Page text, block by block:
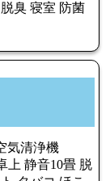
臭 寝室 防菌
気清浄機
上 静音10畳 脱